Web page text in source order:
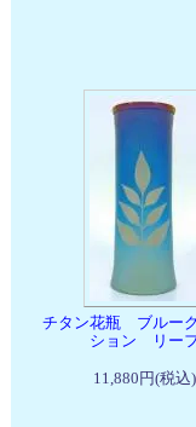
チタン花瓶 ブルー
ション リー
11,880円(税込)